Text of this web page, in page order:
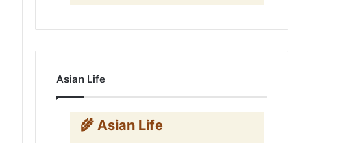
Asian Life
🌾 Asian Life